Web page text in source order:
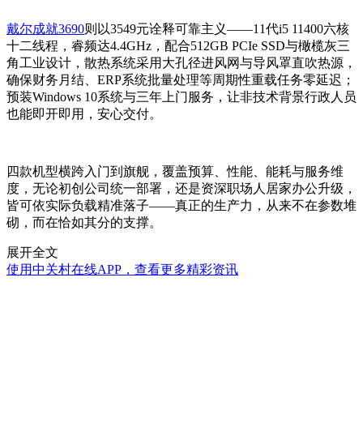
戴尔成就3690则以3549元诠释可靠主义——11代i5 11400六核
十二线程，睿频达4.4GHz，配合512GB PCIe SSD与橄榄灰三
角工业设计，散热系统采用大孔径进风网与导风罩直吹热源，
确保财务月结、ERP系统批量处理等周期性重载任务零延迟；
预装Windows 10系统与三年上门服务，让非技术背景行政人员
也能即开即用，安心交付。
四款机型横跨入门到旗舰，覆盖预算、性能、能耗与服务维
度，无论初创公司统一部署，还是资深职场人居家办公升级，
皆可依实际负载精准落子——真正的生产力，从来不在参数堆
砌，而在恰如其分的支撑。
展开全文
使用中关村在线APP，查看更多精彩资讯